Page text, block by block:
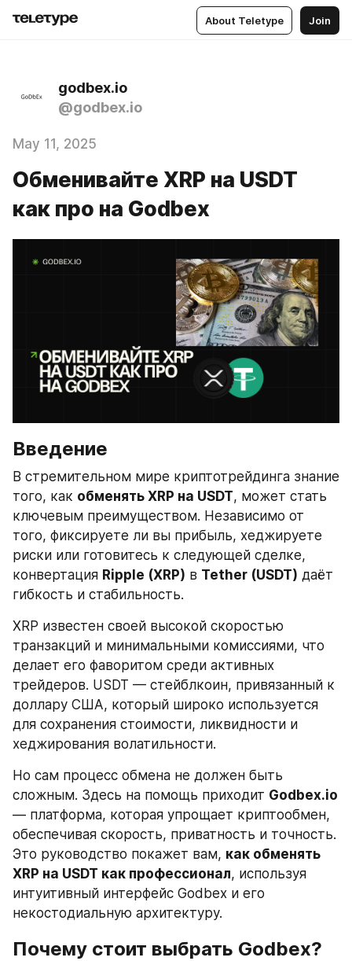
About Teletype Join
godbex.io
@godbex.io
May 11, 2025
Обменивайте XRP на USDT
как про на Godbex
Введение
В стремительном мире криптотрейдинга знание
того, как обменять XRP на USDT, может стать
ключевым преимуществом. Независимо от
того, фиксируете ли вы прибыль, хеджируете
риски или готовитесь к следующей сделке,
конвертация Ripple (XRP) в Tether (USDT) даёт
гибкость и стабильность.
XRP известен своей высокой скоростью
транзакций и минимальными комиссиями, что
делает его фаворитом среди активных
трейдеров. USDT — стейблкоин, привязанный к
доллару США, который широко используется
для сохранения стоимости, ликвидности и
хеджирования волатильности.
Но сам процесс обмена не должен быть
сложным. Здесь на помощь приходит Godbex.io
— платформа, которая упрощает криптообмен,
обеспечивая скорость, приватность и точность.
Это руководство покажет вам, как обменять
XRP на USDT как профессионал, используя
интуитивный интерфейс Godbex и его
некостодиальную архитектуру.
Почему стоит выбрать Godbex?